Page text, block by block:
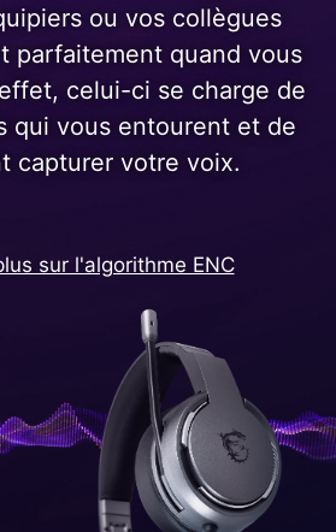
ou vos collègues
parfaitement quand vous
celui-ci se charge de
qui vous entourent et de
capturer votre voix.
sur l'algorithme ENC